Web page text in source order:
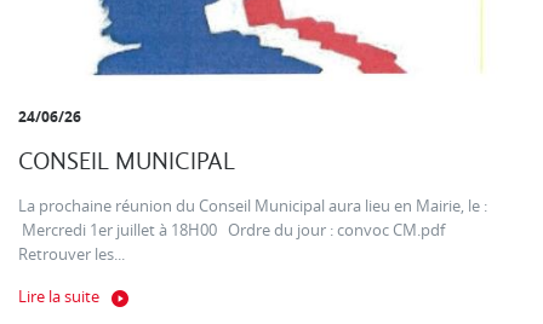
24/06/26
CONSEIL MUNICIPAL
La prochaine réunion du Conseil Municipal aura lieu en Mairie, le :
Mercredi 1er juillet à 18H00 Ordre du jour : convoc CM.pdf
Retrouver les...
Lire la suite